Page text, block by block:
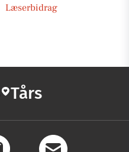
Læserbidrag
Tårs